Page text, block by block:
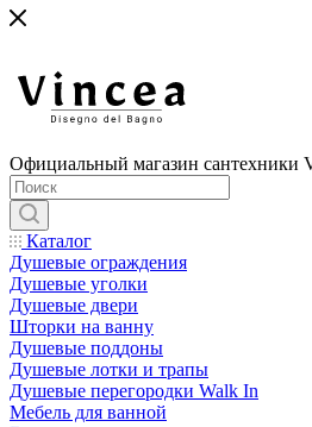
Официальный магазин сантехники
Каталог
Душевые ограждения
Душевые уголки
Душевые двери
Шторки на ванну
Душевые поддоны
Душевые лотки и трапы
Душевые перегородки Walk In
Мебель для ванной